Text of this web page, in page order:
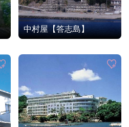
中村屋【答志島】